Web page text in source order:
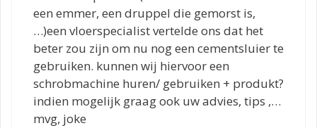
een emmer, een druppel die gemorst is,
…)een vloerspecialist vertelde ons dat het
beter zou zijn om nu nog een cementsluier te
gebruiken. kunnen wij hiervoor een
schrobmachine huren/ gebruiken + produkt?
indien mogelijk graag ook uw advies, tips ,…
mvg, joke